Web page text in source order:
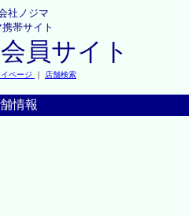
社ノジマ
携帯サイト
員サイト
ページ ｜ 店舗検索
情報